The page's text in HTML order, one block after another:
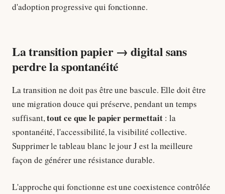
d'adoption progressive qui fonctionne.
La transition papier → digital sans
perdre la spontanéité
La transition ne doit pas être une bascule. Elle doit être
une migration douce qui préserve, pendant un temps
suffisant,tout ce que le papier permettait: la
spontanéité, l'accessibilité, la visibilité collective.
Supprimer le tableau blanc le jour J est la meilleure
façon de générer une résistance durable.
L'approche qui fonctionne est une coexistence contrôlée